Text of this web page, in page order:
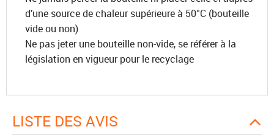
d’une source de chaleur supérieure à 50°C (bouteille
vide ou non)
Ne pas jeter une bouteille non-vide, se référer à la
législation en vigueur pour le recyclage
LISTE DES AVIS